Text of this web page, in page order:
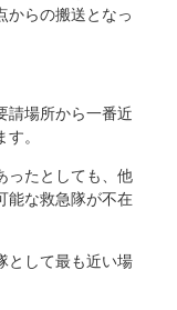
からの搬送となっ
請場所から一番近
。
ったとしても、他
能な救急隊が不在
として最も近い場